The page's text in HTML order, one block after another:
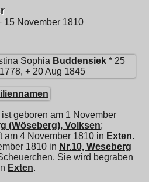
15 November 1810
Sophia Buddensiek * 25
+ 20 Aug 1845
ist geboren am 1 November
(Wöseberg), Volksen;
am 4 November 1810 in Exten.
1810 in Nr.10, Weseberg
Sie wird begraben
Exten.